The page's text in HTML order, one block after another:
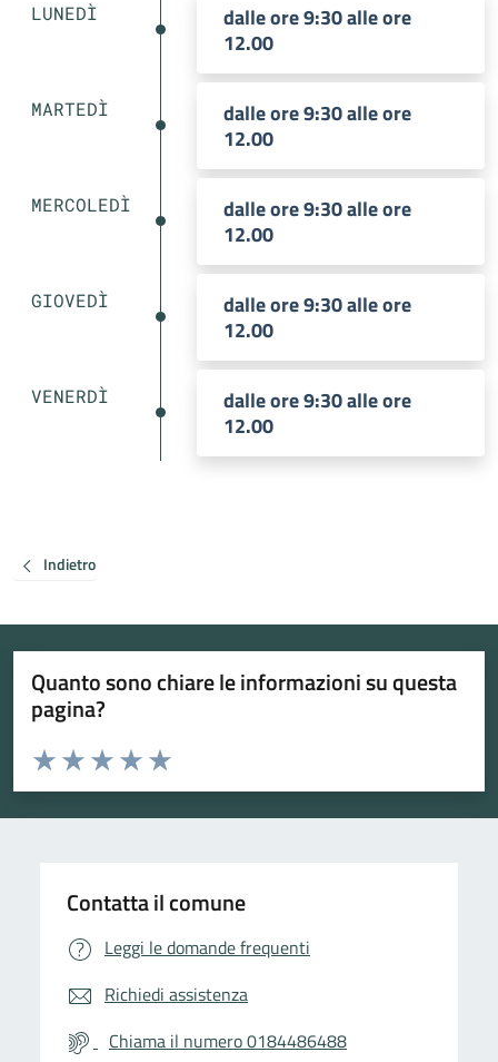
LUNEDÌ
dalle ore 9:30 alle ore
12.00
MARTEDÌ
dalle ore 9:30 alle ore
12.00
MERCOLEDÌ
dalle ore 9:30 alle ore
12.00
GIOVEDÌ
dalle ore 9:30 alle ore
12.00
VENERDÌ
dalle ore 9:30 alle ore
12.00
Indietro
Quanto sono chiare le informazioni su questa
pagina?
Valuta da 1 a 5 stelle la pagina
Valuta 5 stelle su 5
Valuta 4 stelle su 5
Valuta 3 stelle su 5
Valuta 2 stelle su 5
Valuta 1 stelle su 5
Contatta il comune
Leggi le domande frequenti
Richiedi assistenza
Chiama il numero 0184486488